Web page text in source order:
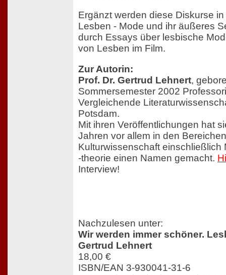
Ergänzt werden diese Diskurse
Lesben - Mode und ihr äußeres
durch Essays über lesbische
von Lesben im Film.
Zur Autorin:
Prof. Dr. Gertrud Lehnert,
Sommersemester 2002
Vergleichende
Potsdam.
Mit ihren Veröffentlichungen hat
Jahren vor allem in den
Kulturwissenschaft einschließlich
-theorie einen Namen gemacht.
Interview!
Nachzulesen unter:
Wir werden immer schöner.
Gertrud Lehnert
18,00 €
ISBN/EAN 3-930041-31-6